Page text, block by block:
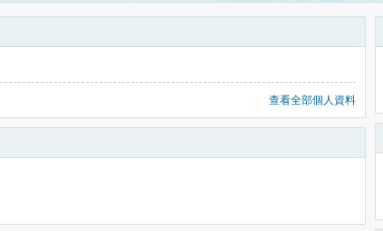
查看全部個人資料